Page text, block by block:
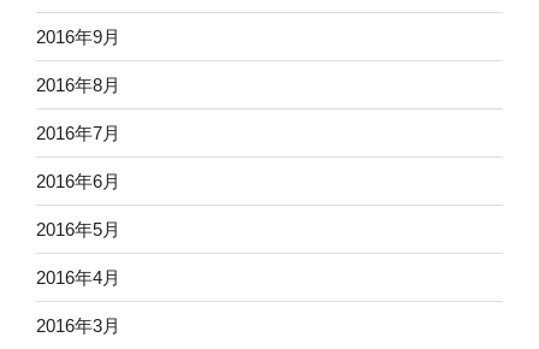
2016年9月
2016年8月
2016年7月
2016年6月
2016年5月
2016年4月
2016年3月